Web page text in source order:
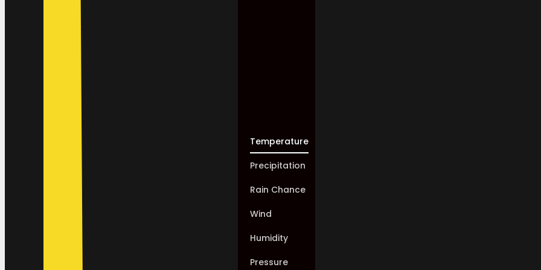
Temperature
Precipitation
Rain Chance
Wind
Humidity
Pressure